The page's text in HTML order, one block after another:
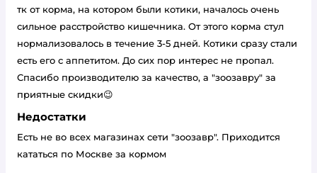
тк от корма, на котором были котики, началось очень
сильное расстройство кишечника. От этого корма стул
нормализовалось в течение 3-5 дней. Котики сразу стали
есть его с аппетитом. До сих пор интерес не пропал.
Спасибо производителю за качество, а "зоозавру" за
приятные скидки😉
Недостатки
Есть не во всех магазинах сети "зоозавр". Приходится
кататься по Москве за кормом